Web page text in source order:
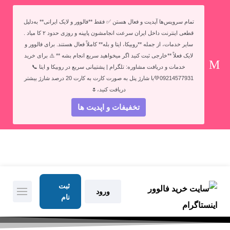
تمام سرویس‌ها آپدیت و فعال هستن ✅ فقط **فالوور و لایک ایرانی** به‌دلیل
قطعی اینترنت داخل ایران سرعت انجامشون پایینه و روزی حدود ۲ کا میاد .
سایر خدمات، از جمله **روبیکا، ایتا و بله** کاملاً فعال هستند. برای فالوور و
لایک فعلاً **خارجی ثبت کنید اگر میخواهید سریع انجام بشه ** ⚠️ برای خرید
خدمات و دریافت مشاوره: تلگرام | پشتیبانی سریع در روبیکا و ایتا 📞
09214577931💚با شارژ پنل به صورت کارت به کارت 20 درصد شارژ بیشتر
دریافت کنید،🌷
تخفیفات و اپدیت ها
ورود
ثبت
نام